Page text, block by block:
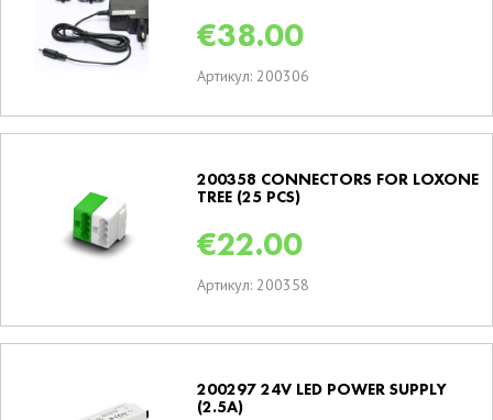
€38.00
Артикул: 200306
200358 CONNECTORS FOR LOXONE
TREE (25 PCS)
€22.00
Артикул: 200358
200297 24V LED POWER SUPPLY
(2.5A)